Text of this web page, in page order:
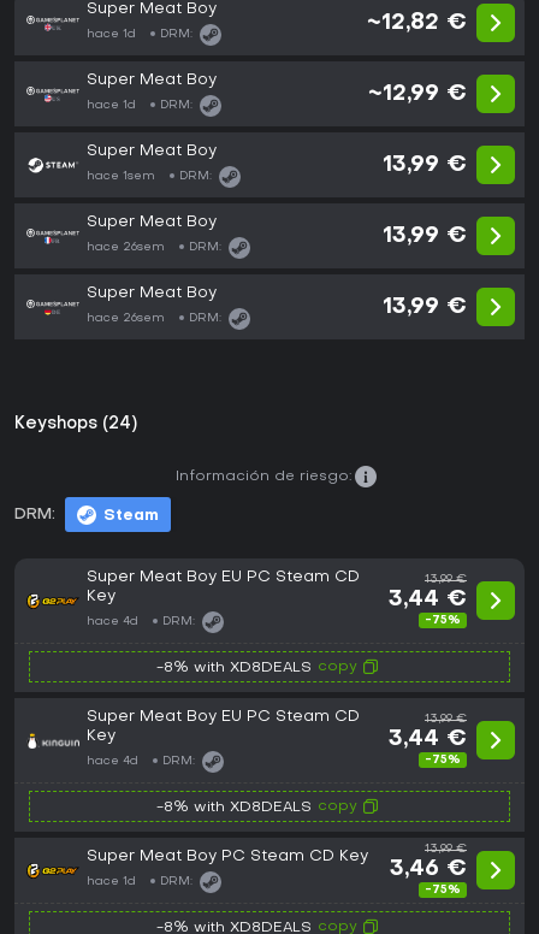
Super Meat Boy
hace 1d DRM:
~12,82 €
Super Meat Boy
hace 1d DRM:
~12,99 €
Super Meat Boy
hace 1sem DRM:
13,99 €
Super Meat Boy
hace 26sem DRM:
13,99 €
Super Meat Boy
hace 26sem DRM:
13,99 €
Keyshops (24)
DRM: Steam
Información de riesgo:
Super Meat Boy EU PC Steam CD
Key
hace 4d DRM:
13,99 €
3,44 €
-75%
-8% with XD8DEALS copy
Super Meat Boy EU PC Steam CD
Key
hace 4d DRM:
13,99 €
3,44 €
-75%
-8% with XD8DEALS copy
Super Meat Boy PC Steam CD Key
hace 1d DRM:
13,99 €
3,46 €
-75%
-8% with XD8DEALS copy